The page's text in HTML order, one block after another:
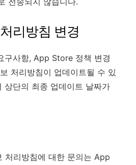
리방침 변경
구사항, App Store 정책 변경
처리방침이 업데이트될 수 있
상단의 최종 업데이트 날짜가
처리방침에 대한 문의는 App